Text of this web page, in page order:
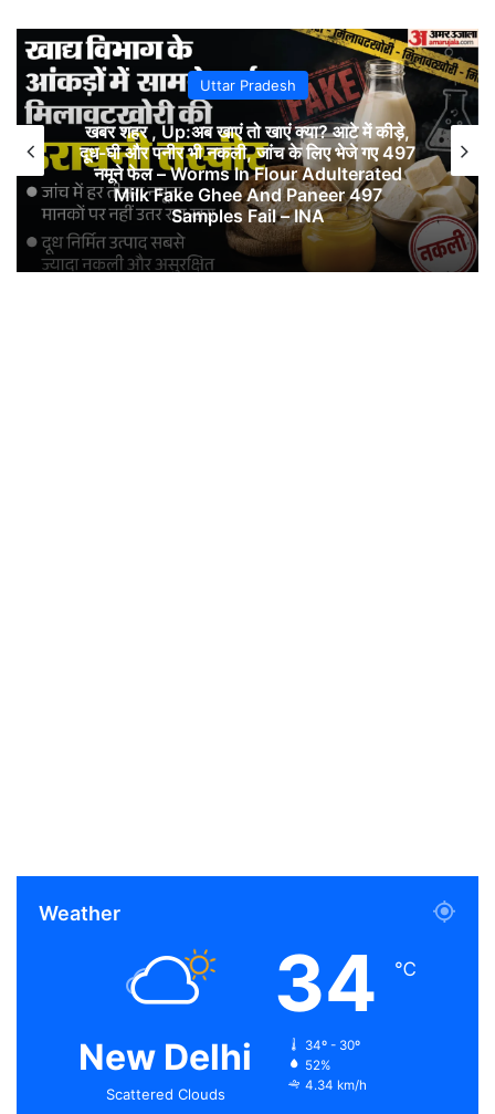
Uttar Pradesh
यूपी – UP: बेटी का मायका ही बन गया मौत की वजह…
या सच कुछ और, दामाद ने सास का कत्ल कर भूसे में
जलाई लाश; पूरी कहानी – INA
Weather
New Delhi
Scattered Clouds
34 ℃
34º - 30º
52%
4.34 km/h